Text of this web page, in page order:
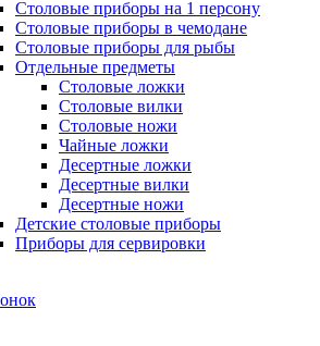
Столовые приборы на 1 персону
Столовые приборы в чемодане
Столовые приборы для рыбы
Отдельные предметы
Столовые ложки
Столовые вилки
Столовые ножи
Чайные ложки
Десертные ложки
Десертные вилки
Десертные ножи
Детские столовые приборы
Приборы для сервировки